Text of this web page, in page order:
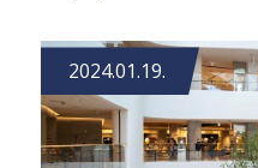
2024.01.19.